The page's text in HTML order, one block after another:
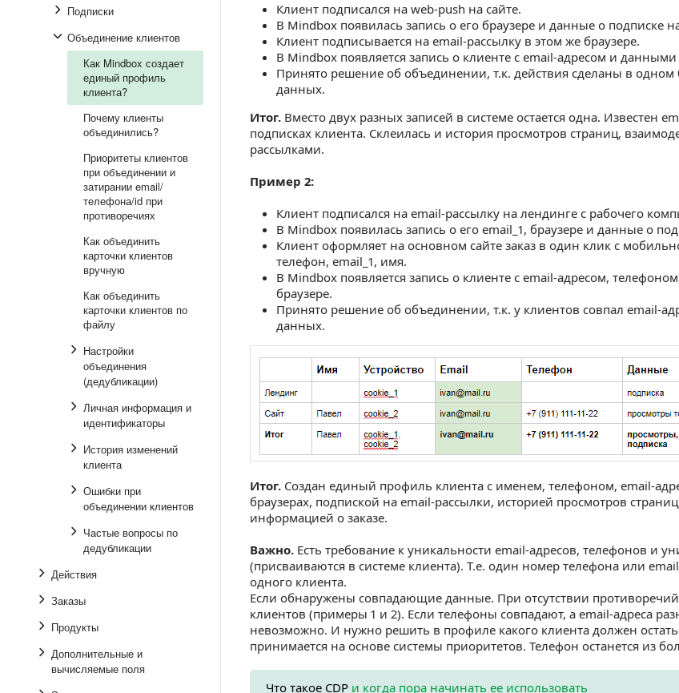
Подписки
Объединение клиентов
Как Mindbox создает
единый профиль
клиента?
Почему клиенты
объединились?
Приоритеты клиентов
при объединении и
затирании email/
телефона/id при
противоречиях
Как объединить
карточки клиентов
вручную
Как объединить
карточки клиентов по
файлу
Настройки
объединения
(дедубликации)
Личная информация и
идентификаторы
История изменений
клиента
Ошибки при
объединении клиентов
Частые вопросы по
дедубликации
Действия
Заказы
Продукты
Дополнительные и
вычисляемые поля
Клиент подписался на web-push на сайте.
В Mindbox появилась запись о его браузере и данные о подписке
Клиент подписывается на email-рассылку в этом же браузере.
В Mindbox появляется запись о клиенте с email-адресом и данными
Принято решение об объединении, т.к. действия сделаны в одном
данных.
Итог. Вместо двух разных записей в системе остается одна. Известен
подписках клиента. Склеилась и история просмотров страниц,
рассылками.
Пример 2:
Клиент подписался на email-рассылку на лендинге с рабочего
В Mindbox появилась запись о его email_1, браузере и данные о
Клиент оформляет на основном сайте заказ в один клик с
телефон, email_1, имя.
В Mindbox появляется запись о клиенте с email-адресом,
браузере.
Принято решение об объединении, т.к. у клиентов совпал email-
данных.
Итог. Создан единый профиль клиента с именем, телефоном, email-
браузерах, подпиской на email-рассылки, историей просмотров
информацией о заказе.
Важно. Есть требование к уникальности email-адресов, телефонов и
(присваиваются в системе клиента). Т.е. один номер телефона или
одного клиента.
Если обнаружены совпадающие данные. При отсутствии
клиентов (примеры 1 и 2). Если телефоны совпадают, а email-адреса
невозможно. И нужно решить в профиле какого клиента должен
принимается на основе системы приоритетов. Телефон останется из
Что такое CDP и когда пора начинать ее использовать